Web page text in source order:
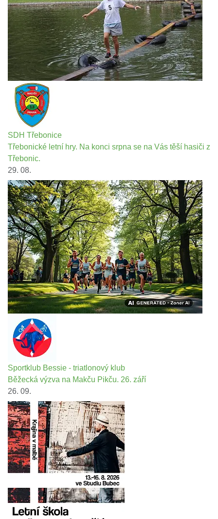
SDH Třebonice
Třebonické letní hry. Na konci srpna se na Vás těší hasiči z
Třebonic.
29. 08.
Sportklub Bessie - triatlonový klub
Běžecká výzva na Makču Pikču. 26. září
26. 09.